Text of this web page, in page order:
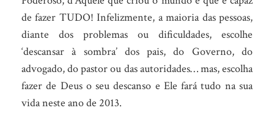
de fazer TUDO! Infelizmente, a maioria das pessoas,
diante dos problemas ou dificuldades, escolhe
‘descansar à sombra’ dos pais, do Governo, do
advogado, do pastor ou das autoridades… mas, escolha
fazer de Deus o seu descanso e Ele fará tudo na sua
vida neste ano de 2013.